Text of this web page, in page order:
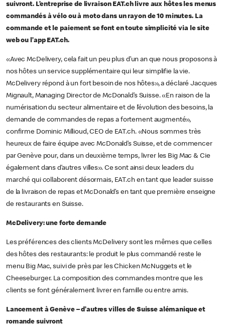
suivront. L’entreprise de livraison EAT.ch livre aux hôtes les menus
commandés à vélo ou à moto dans un rayon de 10 minutes. La
commande et le paiement se font en toute simplicité via le site
web ou l’app EAT.ch.
«Avec McDelivery, cela fait un peu plus d’un an que nous proposons à
nos hôtes un service supplémentaire qui leur simplifie la vie.
McDelivery répond à un fort besoin de nos hôtes», a déclaré Jacques
Mignault, Managing Director de McDonald’s Suisse. «En raison de la
numérisation du secteur alimentaire et de l’évolution des besoins, la
demande de commandes de repas a fortement augmenté»,
confirme Dominic Millioud, CEO de EAT.ch. «Nous sommes très
heureux de faire équipe avec McDonald’s Suisse, et de commencer
par Genève pour, dans un deuxième temps, livrer les Big Mac & Cie
également dans d’autres villes». Ce sont ainsi deux leaders du
marché qui collaborent désormais, EAT.ch en tant que leader suisse
de la livraison de repas et McDonald’s en tant que première enseigne
de restaurants en Suisse.
McDelivery: une forte demande
Les préférences des clients McDelivery sont les mêmes que celles
des hôtes des restaurants: le produit le plus commandé reste le
menu Big Mac, suivi de près par les Chicken McNuggets et le
Cheeseburger. La composition des commandes montre que les
clients se font généralement livrer en famille ou entre amis.
Lancement à Genève – d’autres villes de Suisse alémanique et
romande suivront